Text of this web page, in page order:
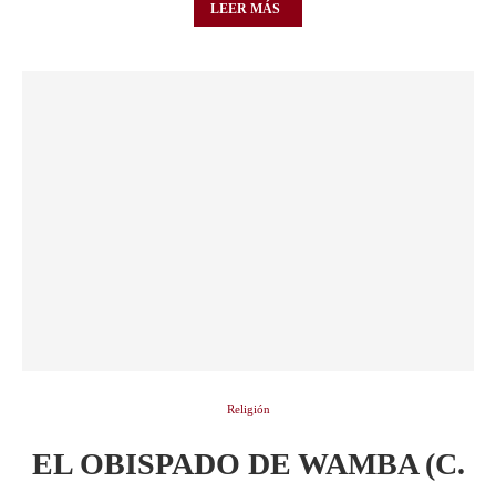
LEER MÁS
Religión
EL OBISPADO DE WAMBA (C.